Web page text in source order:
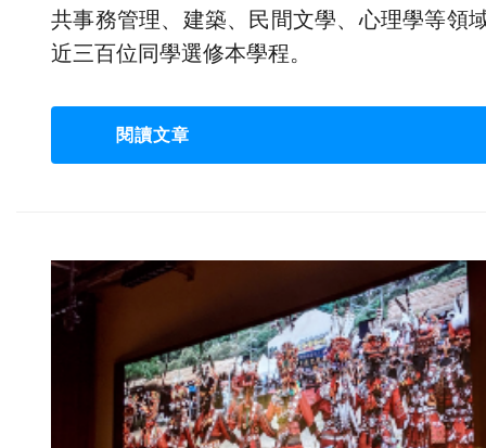
共事務管理、建築、民間文學、心理學等領
近三百位同學選修本學程。
閱讀文章